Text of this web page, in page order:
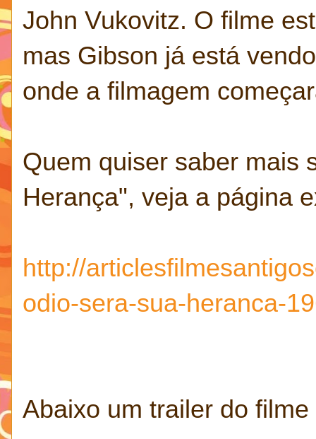
John Vukovitz. O filme
mas Gibson já está
onde a filmagem
Quem quiser saber mais
Herança", veja a página
http://
odio-sera-sua-heranca-
Abaixo um trailer do